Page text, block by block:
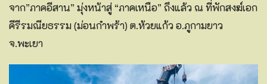
จาก”ภาคอีสาน” มุ่งหน้าสู่ “ภาคเหนือ” ถึงแล้ว ณ ที่พักสงฆ์เอก
คีรีรมณียธรรม (ม่อนกำพร้า) ต.ห้วยแก้ว อ.ภูกามยาว
จ.พะเยา